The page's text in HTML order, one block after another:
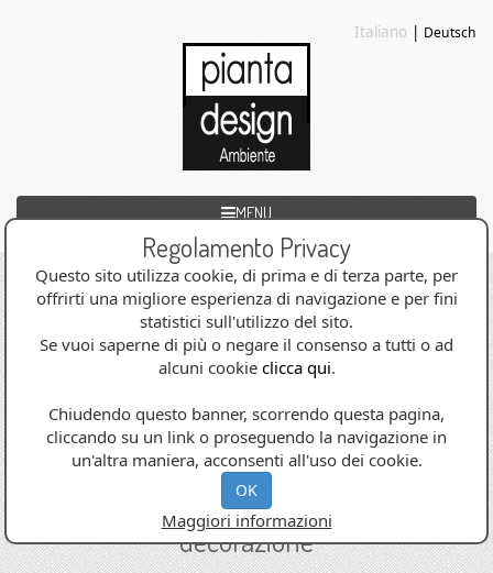
Regolamento Privacy
Questo sito utilizza cookie, di prima e di terza parte, per
offrirti una migliore esperienza di navigazione e per fini
statistici sull'utilizzo del sito.
Se vuoi saperne di più o negare il consenso a tutti o ad
alcuni cookie clicca qui.
Chiudendo questo banner, scorrendo questa pagina,
cliccando su un link o proseguendo la navigazione in
un'altra maniera, acconsenti all'uso dei cookie.
OK
Maggiori informazioni
Italiano | Deutsch
MENU
Articoli decorativi per
l’albergo, il centro benessere
e accessori
Nel nostro punto vendita trovate una
grande selezione di prodotti per la
decorazione